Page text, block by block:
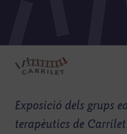
Exposició dels grups
terapèutics de